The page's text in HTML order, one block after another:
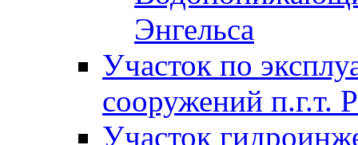
Энгельса
Участок по
сооружений п.г.т.
Участок